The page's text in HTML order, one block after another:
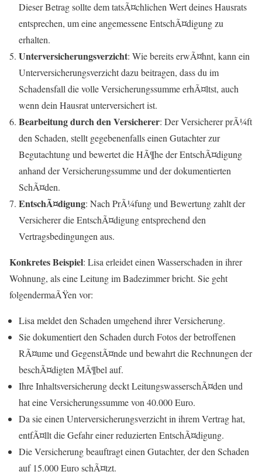
Dieser Betrag sollte dem tatsÃ¤chlichen Wert deines Hausrats
entsprechen, um eine angemessene EntschÃ¤digung zu
erhalten.
Unterversicherungsverzicht: Wie bereits erwÃ¤hnt, kann ein
Unterversicherungsverzicht dazu beitragen, dass du im
Schadensfall die volle Versicherungssumme erhÃ¤ltst, auch
wenn dein Hausrat unterversichert ist.
Bearbeitung durch den Versicherer: Der Versicherer prÃ¼ft
den Schaden, stellt gegebenenfalls einen Gutachter zur
Begutachtung und bewertet die HÃ¶he der EntschÃ¤digung
anhand der Versicherungssumme und der dokumentierten
SchÃ¤den.
EntschÃ¤digung: Nach PrÃ¼fung und Bewertung zahlt der
Versicherer die EntschÃ¤digung entsprechend den
Vertragsbedingungen aus.
Konkretes Beispiel: Lisa erleidet einen Wasserschaden in ihrer
Wohnung, als eine Leitung im Badezimmer bricht. Sie geht
folgendermaÃŸen vor:
Lisa meldet den Schaden umgehend ihrer Versicherung.
Sie dokumentiert den Schaden durch Fotos der betroffenen
RÃ¤ume und GegenstÃ¤nde und bewahrt die Rechnungen der
beschÃ¤digten MÃ¶bel auf.
Ihre Inhaltsversicherung deckt LeitungswasserschÃ¤den und
hat eine Versicherungssumme von 40.000 Euro.
Da sie einen Unterversicherungsverzicht in ihrem Vertrag hat,
entfÃ¤llt die Gefahr einer reduzierten EntschÃ¤digung.
Die Versicherung beauftragt einen Gutachter, der den Schaden
auf 15.000 Euro schÃ¤tzt.